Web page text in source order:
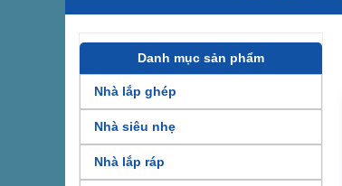
Danh mục sản phẩm
Nhà lắp ghép
Nhà siêu nhẹ
Nhà lắp ráp